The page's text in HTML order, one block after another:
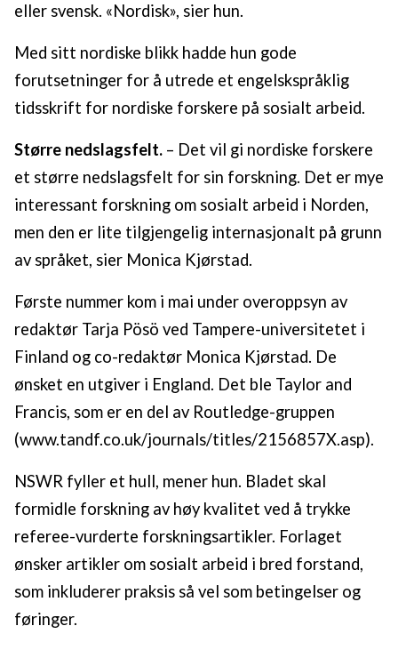
eller svensk. «Nordisk», sier hun.
Med sitt nordiske blikk hadde hun gode
forutsetninger for å utrede et engelskspråklig
tidsskrift for nordiske forskere på sosialt arbeid.
Større nedslagsfelt. – Det vil gi nordiske forskere
et større nedslagsfelt for sin forskning. Det er mye
interessant forskning om sosialt arbeid i Norden,
men den er lite tilgjengelig internasjonalt på grunn
av språket, sier Monica Kjørstad.
Første nummer kom i mai under overoppsyn av
redaktør Tarja Pösö ved Tampere-universitetet i
Finland og co-redaktør Monica Kjørstad. De
ønsket en utgiver i England. Det ble Taylor and
Francis, som er en del av Routledge-gruppen
(www.tandf.co.uk/journals/titles/2156857X.asp).
NSWR fyller et hull, mener hun. Bladet skal
formidle forskning av høy kvalitet ved å trykke
referee-vurderte forskningsartikler. Forlaget
ønsker artikler om sosialt arbeid i bred forstand,
som inkluderer praksis så vel som betingelser og
føringer.